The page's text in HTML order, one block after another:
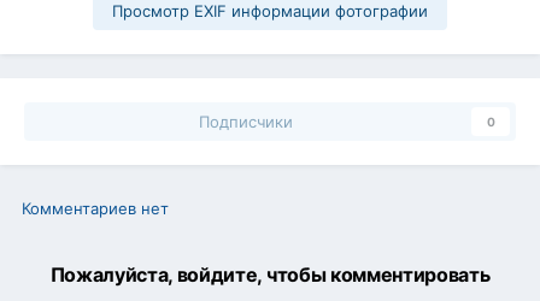
Просмотр EXIF информации фотографии
Подписчики 0
Комментариев нет
Пожалуйста, войдите, чтобы комментировать